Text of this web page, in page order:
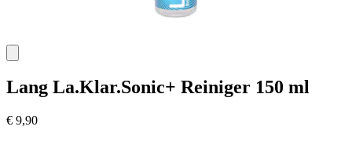
Lang La.Klar.Sonic+ Reiniger 150 ml
€ 9,90